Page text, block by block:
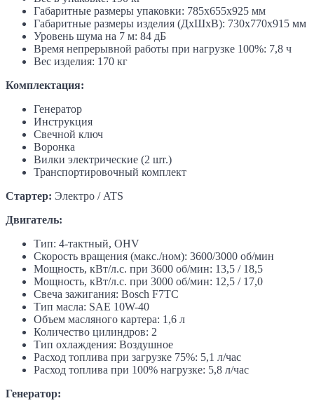
Габаритные размеры упаковки: 785х655х925 мм
Габаритные размеры изделия (ДхШхВ): 730х770х915 мм
Уровень шума на 7 м: 84 дБ
Время непрерывной работы при нагрузке 100%: 7,8 ч
Вес изделия: 170 кг
Комплектация:
Генератор
Инструкция
Свечной ключ
Воронка
Вилки электрические (2 шт.)
Транспортировочный комплект
Стартер: Электро / ATS
Двигатель:
Тип: 4-тактный, OHV
Скорость вращения (макс./ном): 3600/3000 об/мин
Мощность, кВт/л.с. при 3600 об/мин: 13,5 / 18,5
Мощность, кВт/л.с. при 3000 об/мин: 12,5 / 17,0
Свеча зажигания: Bosch F7TC
Тип масла: SAE 10W-40
Объем масляного картера: 1,6 л
Количество цилиндров: 2
Тип охлаждения: Воздушное
Расход топлива при загрузке 75%: 5,1 л/час
Расход топлива при 100% нагрузке: 5,8 л/час
Генератор: